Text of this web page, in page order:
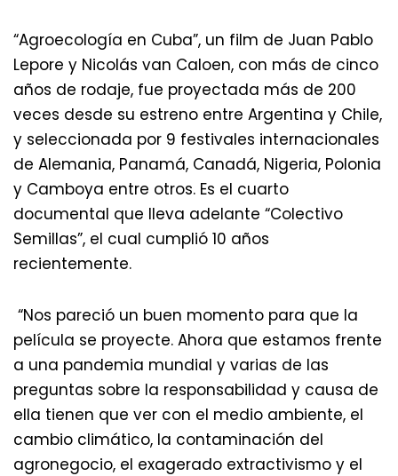
“Agroecología en Cuba”, un film de Juan Pablo
Lepore y Nicolás van Caloen, con más de cinco
años de rodaje, fue proyectada más de 200
veces desde su estreno entre Argentina y Chile,
y seleccionada por 9 festivales internacionales
de Alemania, Panamá, Canadá, Nigeria, Polonia
y Camboya entre otros. Es el cuarto
documental que lleva adelante “Colectivo
Semillas”, el cual cumplió 10 años
recientemente.
“Nos pareció un buen momento para que la
película se proyecte. Ahora que estamos frente
a una pandemia mundial y varias de las
preguntas sobre la responsabilidad y causa de
ella tienen que ver con el medio ambiente, el
cambio climático, la contaminación del
agronegocio, el exagerado extractivismo y el